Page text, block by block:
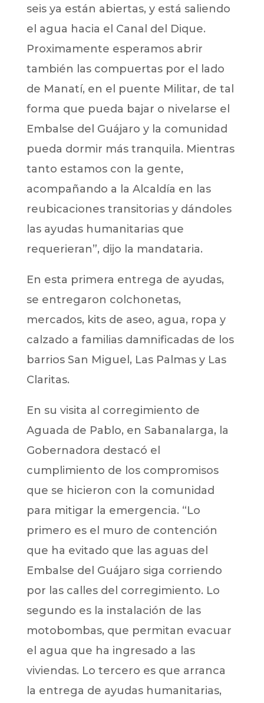
seis ya están abiertas, y está saliendo
el agua hacia el Canal del Dique.
Proximamente esperamos abrir
también las compuertas por el lado
de Manatí, en el puente Militar, de tal
forma que pueda bajar o nivelarse el
Embalse del Guájaro y la comunidad
pueda dormir más tranquila. Mientras
tanto estamos con la gente,
acompañando a la Alcaldía en las
reubicaciones transitorias y dándoles
las ayudas humanitarias que
requerieran”, dijo la mandataria.
En esta primera entrega de ayudas,
se entregaron colchonetas,
mercados, kits de aseo, agua, ropa y
calzado a familias damnificadas de los
barrios San Miguel, Las Palmas y Las
Claritas.
En su visita al corregimiento de
Aguada de Pablo, en Sabanalarga, la
Gobernadora destacó el
cumplimiento de los compromisos
que se hicieron con la comunidad
para mitigar la emergencia. “Lo
primero es el muro de contención
que ha evitado que las aguas del
Embalse del Guájaro siga corriendo
por las calles del corregimiento. Lo
segundo es la instalación de las
motobombas, que permitan evacuar
el agua que ha ingresado a las
viviendas. Lo tercero es que arranca
la entrega de ayudas humanitarias,